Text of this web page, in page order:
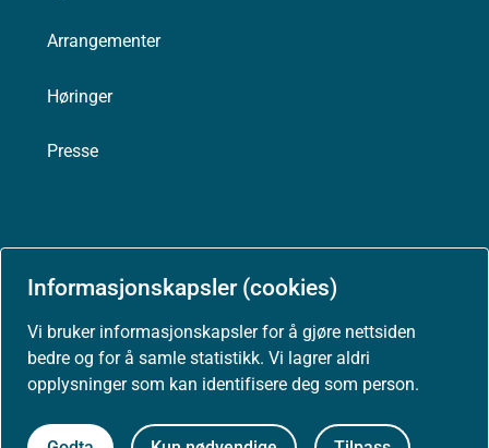
Informasjonskapsler (cookies)
Vi bruker informasjonskapsler for å gjøre nettsiden
bedre og for å samle statistikk. Vi lagrer aldri
opplysninger som kan identifisere deg som person.
Arrangementer
Høringer
Presse
Tilgjengelighetserklæring (uustatus.no)
Besøksstatistikk og informasjonskapsler